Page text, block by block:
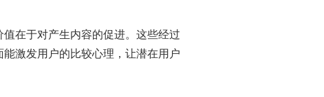
在于对产生内容的促进。这些经过
激发用户的比较心理，让潜在用户